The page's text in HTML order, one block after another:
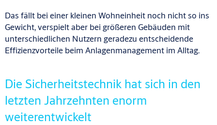
Das fällt bei einer kleinen Wohneinheit noch nicht so ins
Gewicht,verspieltaber bei größeren Gebäuden mit
unterschiedlichen Nutzern geradezu entscheidende
Effizienzvorteile beim Anlagenmanagement im Alltag.
Die Sicherheitstechnik hat sich in den
letzten Jahrzehnten enorm
weiterentwickelt